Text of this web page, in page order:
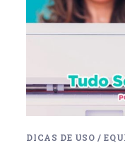
DICAS DE USO /